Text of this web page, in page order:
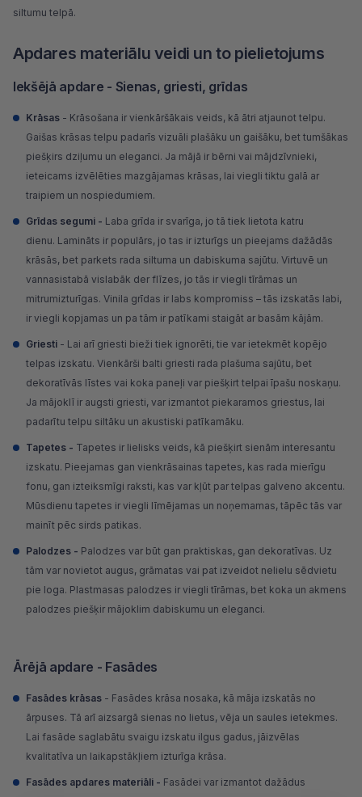
siltumu telpā.
Apdares materiālu veidi un to pielietojums
Iekšējā apdare - Sienas, griesti, grīdas
Krāsas - Krāsošana ir vienkāršākais veids, kā ātri atjaunot telpu.
Gaišas krāsas telpu padarīs vizuāli plašāku un gaišāku, bet tumšākas
piešķirs dziļumu un eleganci. Ja mājā ir bērni vai mājdzīvnieki,
ieteicams izvēlēties mazgājamas krāsas, lai viegli tiktu galā ar
traipiem un nospiedumiem.
Grīdas segumi - Laba grīda ir svarīga, jo tā tiek lietota katru
dienu. Lamināts ir populārs, jo tas ir izturīgs un pieejams dažādās
krāsās, bet parkets rada siltuma un dabiskuma sajūtu. Virtuvē un
vannasistabā vislabāk der flīzes, jo tās ir viegli tīrāmas un
mitrumizturīgas. Vinila grīdas ir labs kompromiss – tās izskatās labi,
ir viegli kopjamas un pa tām ir patīkami staigāt ar basām kājām.
Griesti - Lai arī griesti bieži tiek ignorēti, tie var ietekmēt kopējo
telpas izskatu. Vienkārši balti griesti rada plašuma sajūtu, bet
dekoratīvās līstes vai koka paneļi var piešķirt telpai īpašu noskaņu.
Ja mājoklī ir augsti griesti, var izmantot piekaramos griestus, lai
padarītu telpu siltāku un akustiski patīkamāku.
Tapetes - Tapetes ir lielisks veids, kā piešķirt sienām interesantu
izskatu. Pieejamas gan vienkrāsainas tapetes, kas rada mierīgu
fonu, gan izteiksmīgi raksti, kas var kļūt par telpas galveno akcentu.
Mūsdienu tapetes ir viegli līmējamas un noņemamas, tāpēc tās var
mainīt pēc sirds patikas.
Palodzes - Palodzes var būt gan praktiskas, gan dekoratīvas. Uz
tām var novietot augus, grāmatas vai pat izveidot nelielu sēdvietu
pie loga. Plastmasas palodzes ir viegli tīrāmas, bet koka un akmens
palodzes piešķir mājoklim dabiskumu un eleganci.
Ārējā apdare - Fasādes
Fasādes krāsas - Fasādes krāsa nosaka, kā māja izskatās no
ārpuses. Tā arī aizsargā sienas no lietus, vēja un saules ietekmes.
Lai fasāde saglabātu svaigu izskatu ilgus gadus, jāizvēlas
kvalitatīva un laikapstākļiem izturīga krāsa.
Fasādes apdares materiāli - Fasādei var izmantot dažādus